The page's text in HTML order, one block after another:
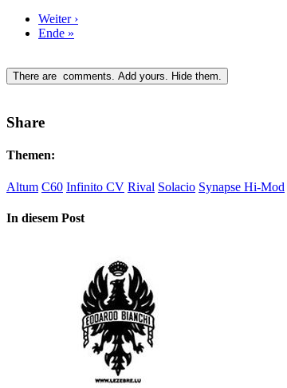
Weiter ›
Ende »
There are comments. Add yours. Hide them.
Share
Themen:
Altum C60 Infinito CV Rival Solacio Synapse Hi-Mod
In diesem Post